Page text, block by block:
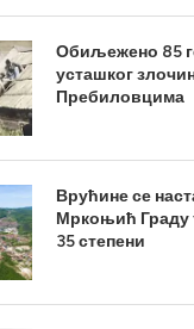
Обиљежено 85
усташког
Пребиловцима
Врућине се
Мркоњић Граду
35 степени